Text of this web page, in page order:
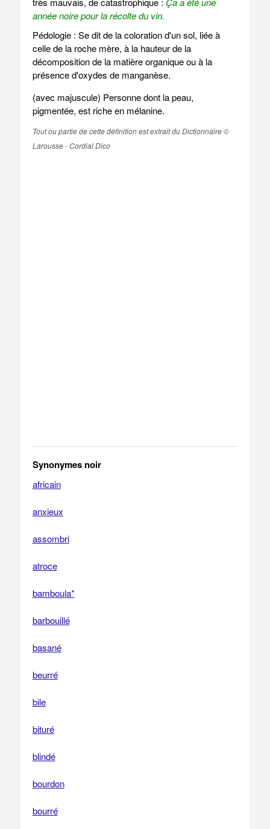
année noire pour la récolte du vin.
Pédologie : Se dit de la coloration d'un sol, liée à
celle de la roche mère, à la hauteur de la
décomposition de la matière organique ou à la
présence d'oxydes de manganèse.
(avec majuscule) Personne dont la peau,
pigmentée, est riche en mélanine.
Tout ou partie de cette définition est extrait du Dictionnaire ©
Larousse - Cordial Dico
Synonymes noir
africain
anxieux
assombri
atroce
bamboula*
barbouillé
basané
beurré
bile
bituré
blindé
bourdon
bourré